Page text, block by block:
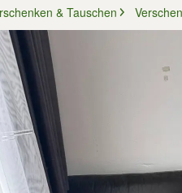
& Tauschen